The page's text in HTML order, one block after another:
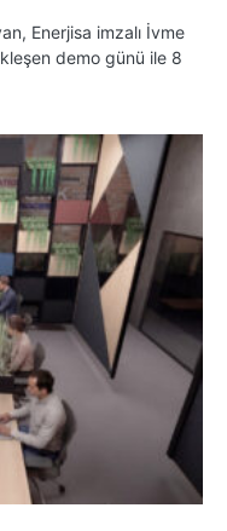
Enerjisa imzalı İvme
demo günü ile 8